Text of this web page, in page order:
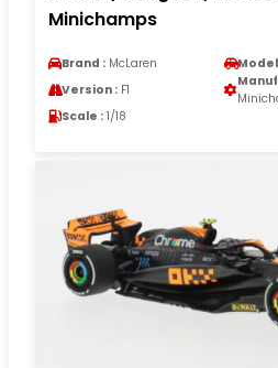
Minichamps
Brand : McLaren
Version : F1
Scale : 1/18